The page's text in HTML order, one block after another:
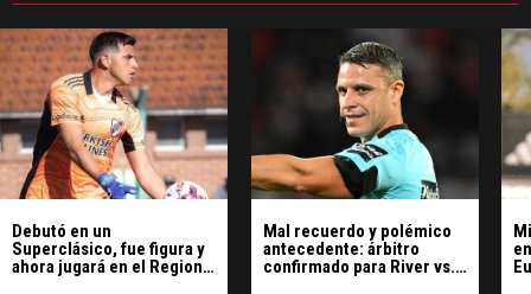
Debutó en un
Superclásico, fue figura y
ahora jugará en el Regional
Mal recuerdo y polémico
antecedente: árbitro
confirmado para River vs.